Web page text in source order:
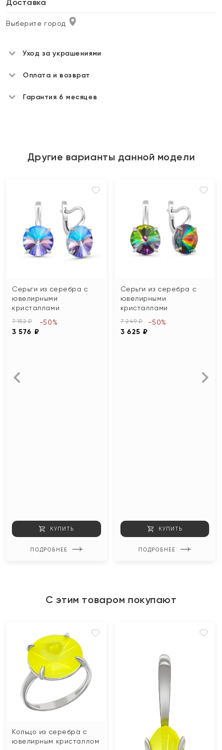
Доставка
Выберите город
Уход за украшениями
Оплата и возврат
Гарантия 6 месяцев
Другие варианты данной модели
Серьги из серебра с
ювелирными
кристаллами
7 152 ₽
3 576 ₽
-50%
КУПИТЬ
ПОДРОБНЕЕ
Серьги из серебра с
ювелирными
кристаллами
7 249 ₽
3 625 ₽
-50%
КУПИТЬ
ПОДРОБНЕЕ
С этим товаром покупают
Кольцо из серебра с
ювелирным кристаллом